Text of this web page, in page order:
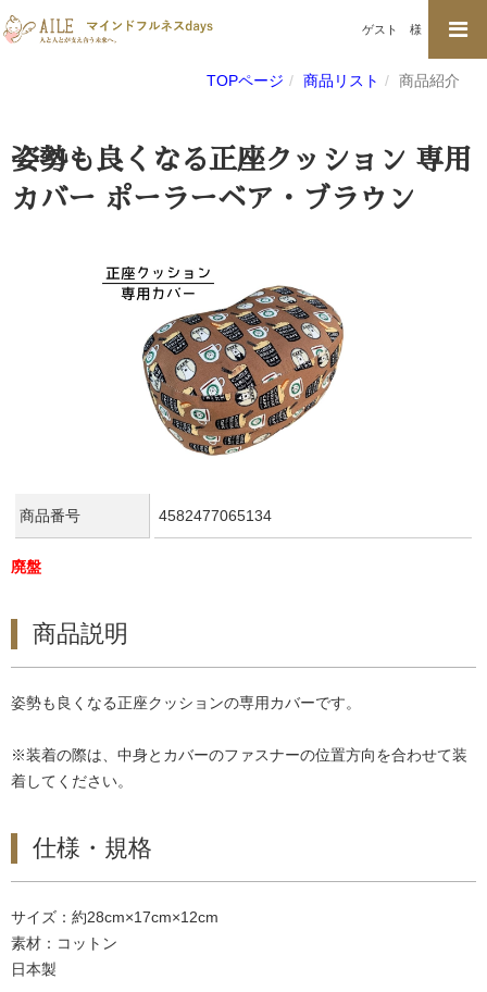
ゲスト 様
TOPページ 商品リスト 商品紹介
姿勢も良くなる正座クッション 専用
カバー ポーラーベア・ブラウン
商品番号 4582477065134
廃盤
商品説明
姿勢も良くなる正座クッションの専用カバーです。
※装着の際は、中身とカバーのファスナーの位置方向を合わせて装
着してください。
仕様・規格
サイズ：約28cm×17cm×12cm
素材：コットン
日本製